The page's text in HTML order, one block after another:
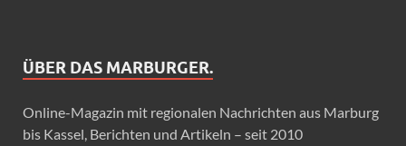
ÜBER DAS MARBURGER.
Online-Magazin mit regionalen Nachrichten aus Marburg
bis Kassel, Berichten und Artikeln – seit 2010